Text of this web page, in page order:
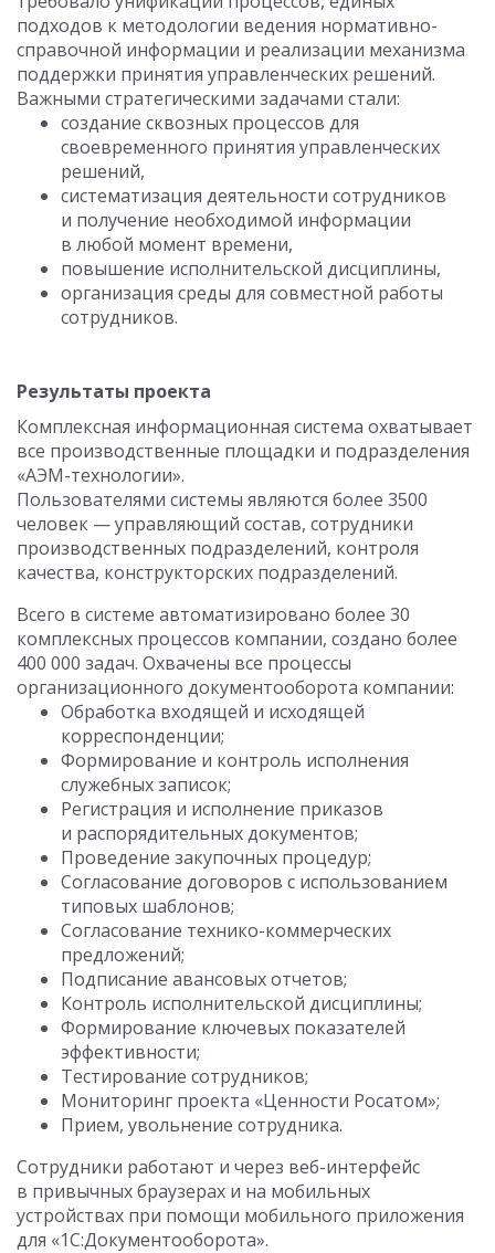
подходов к методологии ведения нормативно-
справочной информации и реализации механизма
поддержки принятия управленческих решений.
Важными стратегическими задачами стали:
создание сквозных процессов для
своевременного принятия управленческих
решений,
систематизация деятельности сотрудников
и получение необходимой информации
в любой момент времени,
повышение исполнительской дисциплины,
организация среды для совместной работы
сотрудников.
Результаты проекта
Комплексная информационная система охватывает
все производственные площадки и подразделения
«АЭМ-технологии».
Пользователями системы являются более 3500
человек — управляющий состав, сотрудники
производственных подразделений, контроля
качества, конструкторских подразделений.
Всего в системе автоматизировано более 30
комплексных процессов компании, создано более
400 000 задач. Охвачены все процессы
организационного документооборота компании:
Обработка входящей и исходящей
корреспонденции;
Формирование и контроль исполнения
служебных записок;
Регистрация и исполнение приказов
и распорядительных документов;
Проведение закупочных процедур;
Согласование договоров с использованием
типовых шаблонов;
Согласование технико-коммерческих
предложений;
Подписание авансовых отчетов;
Контроль исполнительской дисциплины;
Формирование ключевых показателей
эффективности;
Тестирование сотрудников;
Мониторинг проекта «Ценности Росатом»;
Прием, увольнение сотрудника.
Сотрудники работают и через веб-интерфейс
в привычных браузерах и на мобильных
устройствах при помощи мобильного приложения
для «1С:Документооборота».